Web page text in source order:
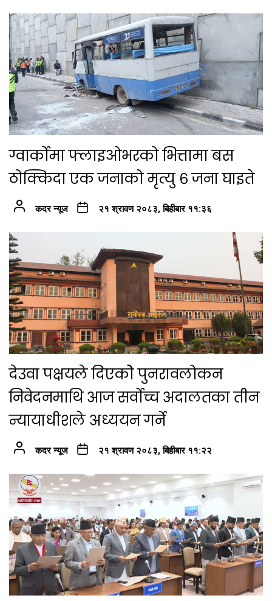
ग्वार्कोमा फ्लाइओभरको भित्तामा बस
ठोक्किदा एक जनाको मृत्यु ६ जना घाइते
कदर न्यूज २१ श्रावण २०८३, बिहीबार ११:३६
देउवा पक्षयले दिएकोे पुनरावलोकन
निवेदनमाथि आज सर्वोच्च अदालतका तीन
न्यायाधीशले अध्ययन गर्ने
कदर न्यूज २१ श्रावण २०८३, बिहीबार ११:२२